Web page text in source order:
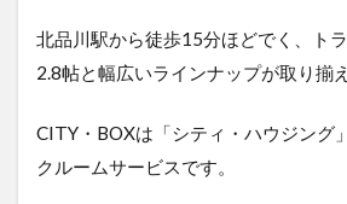
北品川駅から徒歩15分ほどでく、ト
2.8帖と幅広いラインナップが取り揃
CITY・BOXは「シティ・ハウジング
クルームサービスです。